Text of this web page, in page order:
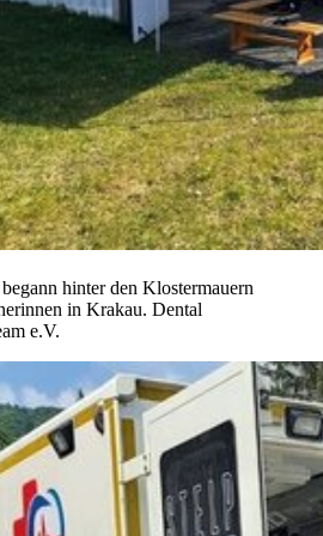
hinter den Klostermauern
in Krakau. Dental
e.V.